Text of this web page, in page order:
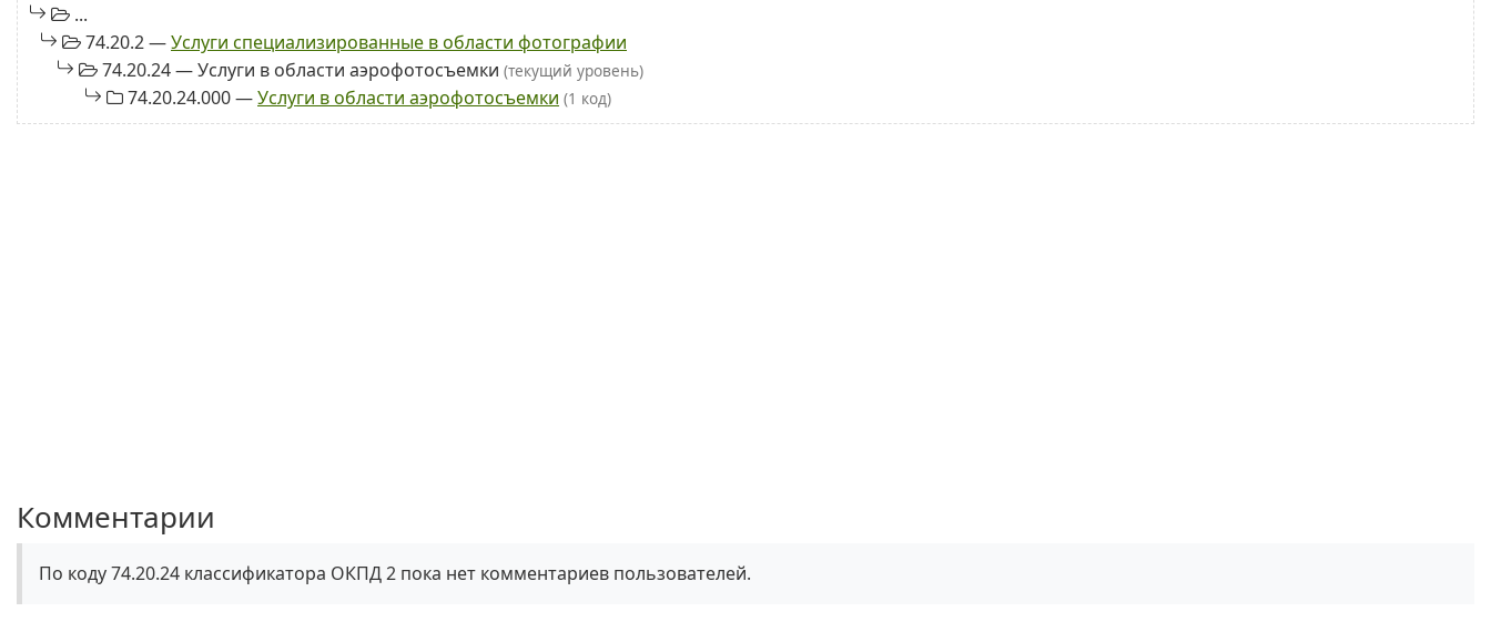
...
74.20.2 —Услуги специализированные в области фотографии
74.20.24 — Услуги в области аэрофотосъемки (текущий уровень)
74.20.24.000 —Услуги в области аэрофотосъемки (1 код)
Комментарии
По коду 74.20.24 классификатора ОКПД 2 пока нет комментариев пользователей.